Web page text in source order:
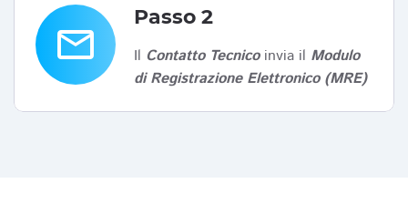
email
Passo 2
Il Contatto Tecnicoinvia il Modulo
di Registrazione Elettronico (MRE)